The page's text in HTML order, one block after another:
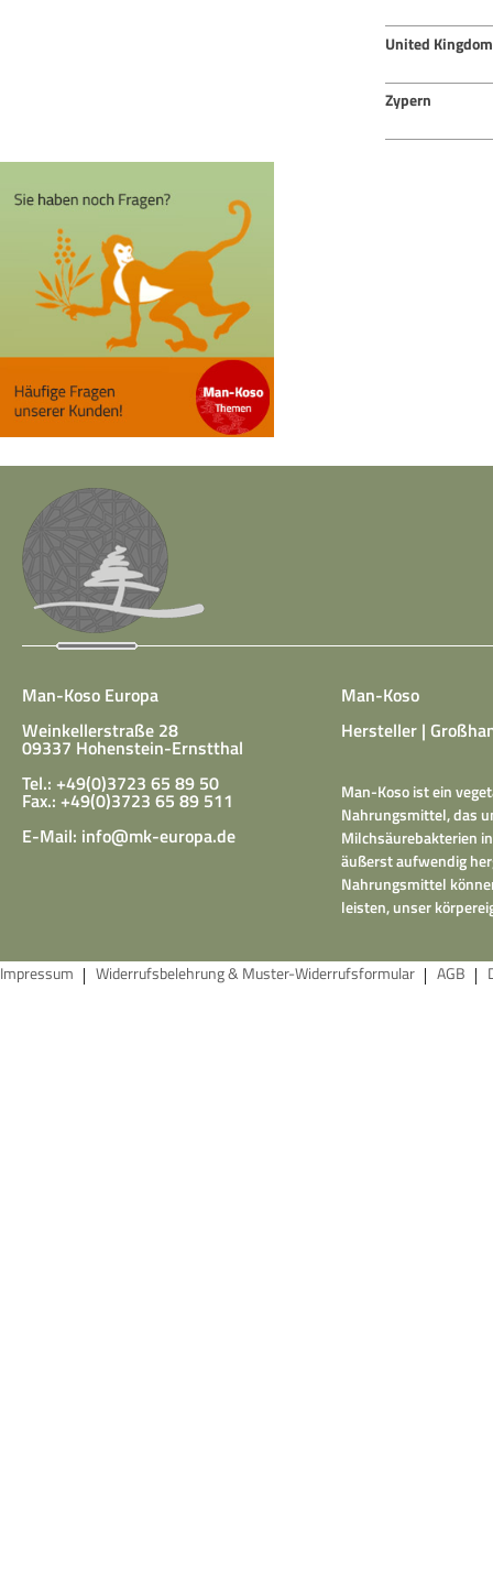
United Kingdom
Zypern
Man-Koso Europa
Weinkellerstraße 28
09337 Hohenstein-Ernstthal
Tel.: +49(0)3723 65 89 50
Fax.: +49(0)3723 65 89 511
E-Mail: info@mk-europa.de
Man-Koso
Hersteller |
Man-Koso ist ein
Nahrungsmittel, das
Milchsäurebakterien
äußerst aufwendig
Nahrungsmittel
leisten, unser
Impressum Widerrufsbelehrung & Muster-Widerrufsformular AGB